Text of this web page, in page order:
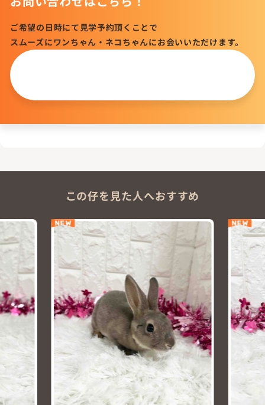
ご希望の日時にて見学予約頂くことで
スムーズにワンちゃん・ネコちゃんにお会いいただけます。
この仔を見た人へおすすめ
NEW NEW